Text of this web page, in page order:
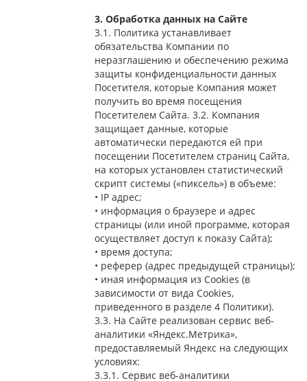
3. Обработка данных на Сайте
3.1. Политика устанавливает
обязательства Компании по
неразглашению и обеспечению режима
защиты конфиденциальности данных
Посетителя, которые Компания может
получить во время посещения
Посетителем Сайта. 3.2. Компания
защищает данные, которые
автоматически передаются ей при
посещении Посетителем страниц Сайта,
на которых установлен статистический
скрипт системы («пиксель») в объеме:
• IP адрес;
• информация о браузере и адрес
страницы (или иной программе, которая
осуществляет доступ к показу Сайта);
• время доступа;
• реферер (адрес предыдущей страницы);
• иная информация из Cookies (в
зависимости от вида Cookies,
приведенного в разделе 4 Политики).
3.3. На Сайте реализован сервис веб-
аналитики «Яндекс.Метрика»,
предоставляемый Яндекс на следующих
условиях:
3.3.1. Сервис веб-аналитики